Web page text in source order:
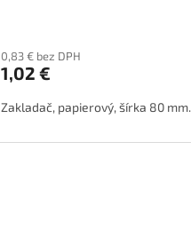
0,83 € bez DPH
1,02 €
Zakladač, papierový, šírka 80 mm.